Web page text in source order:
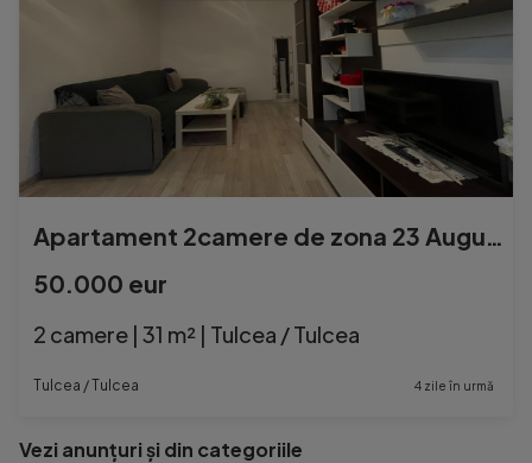
Apartament 2camere de zona 23 August Tulcea
50.000 eur
2 camere | 31 m² | Tulcea / Tulcea
Tulcea / Tulcea 4 zile în urmă
Vezi anunțuri și din categoriile